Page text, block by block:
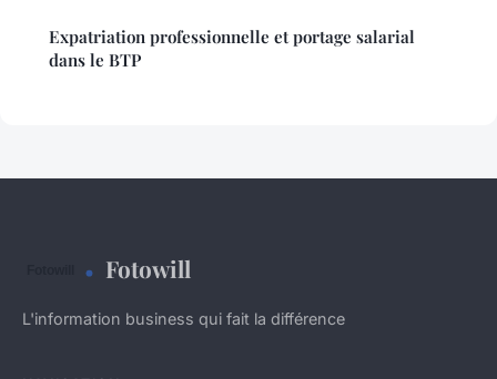
Expatriation professionnelle et portage salarial
dans le BTP
Fotowill
L'information business qui fait la différence